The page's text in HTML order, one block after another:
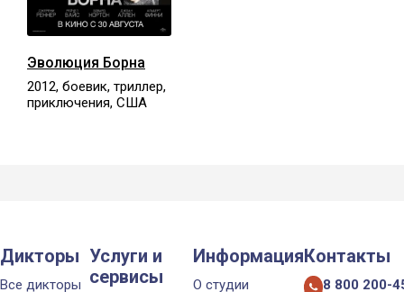
Эволюция Борна
2012, боевик, триллер,
приключения, США
Дикторы
Все дикторы
Услуги и
сервисы
Информация
О студии
Контакты
8 800 200-